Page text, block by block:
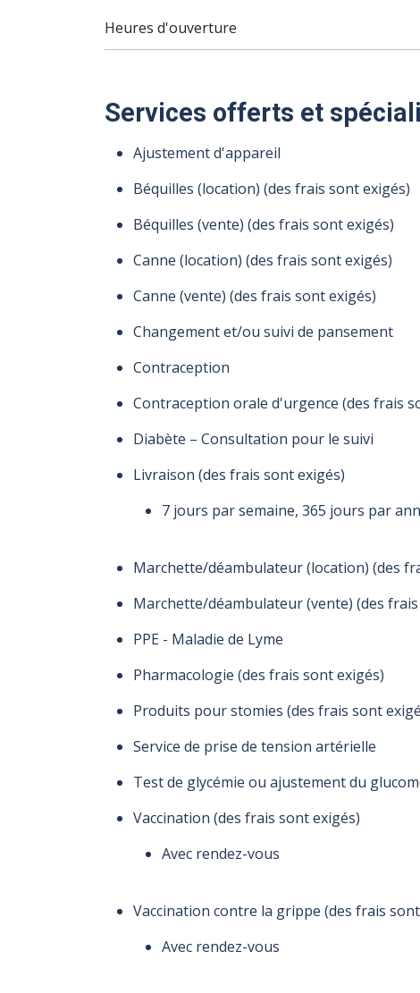
Heures d'ouverture
d'ouverture
à
d'ouverture
à
d'ouverture
à
d'ouverture
à
d'ouverture
à
d'ouverture
à
Services offerts et
Ajustement d'appareil
Béquilles (location) (des frais sont exigés)
Béquilles (vente) (des frais sont exigés)
Canne (location) (des frais sont exigés)
Canne (vente) (des frais sont exigés)
Changement et/ou suivi de pansement
Contraception
Contraception orale d'urgence (des frais
Diabète – Consultation pour le suivi
Livraison (des frais sont exigés)
7 jours par semaine, 365 jours par
Marchette/déambulateur (location) (des
Marchette/déambulateur (vente) (des
PPE - Maladie de Lyme
Pharmacologie (des frais sont exigés)
Produits pour stomies (des frais sont
Service de prise de tension artérielle
Test de glycémie ou ajustement du
Vaccination (des frais sont exigés)
Avec rendez-vous
Vaccination contre la grippe (des frais
Avec rendez-vous